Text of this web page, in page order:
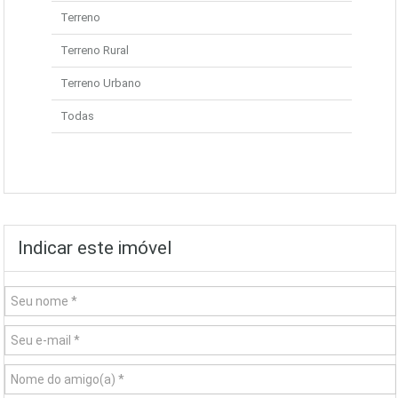
Terreno
Terreno Rural
Terreno Urbano
Todas
Indicar este imóvel